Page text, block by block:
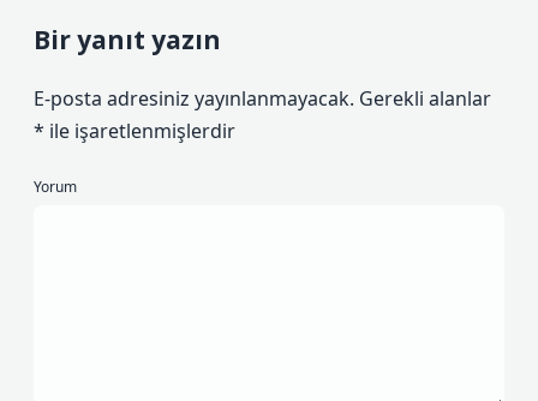
Bir yanıt yazın
E-posta adresiniz yayınlanmayacak. Gerekli alanlar
* ile işaretlenmişlerdir
Yorum